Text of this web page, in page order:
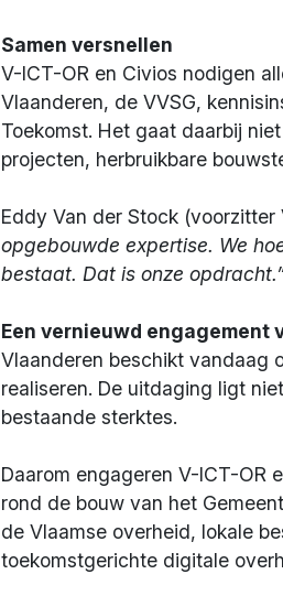
Samen versnellen
V-ICT-OR en Civios nodigen
Vlaanderen, de VVSG,
Toekomst. Het gaat daarbij
projecten, herbruikbare
Eddy Van der Stock
opgebouwde expertise. We
bestaat. Dat is onze
Een vernieuwd engagement
Vlaanderen beschikt vandaag
realiseren. De uitdaging ligt
bestaande sterktes.
Daarom engageren V-ICT-OR
rond de bouw van het
de Vlaamse overheid, lokale
toekomstgerichte digitale